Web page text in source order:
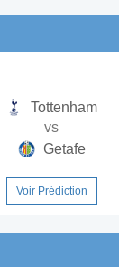
Tottenham
vs
Getafe
Voir Prédiction